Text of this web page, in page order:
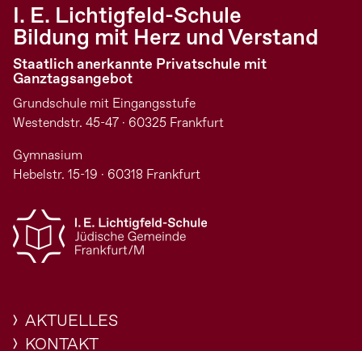
I. E. Lichtigfeld-Schule
Bildung mit Herz und Verstand
Staatlich anerkannte Privatschule mit
Ganztagsangebot
Grundschule mit Eingangsstufe
Westendstr. 45-47 · 60325 Frankfurt
Gymnasium
Hebelstr. 15-19 · 60318 Frankfurt
AKTUELLES
KONTAKT